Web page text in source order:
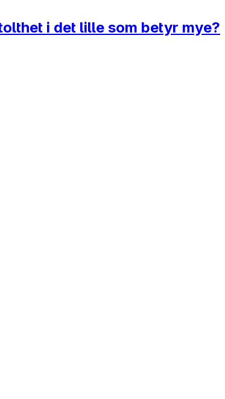
i det lille som betyr mye?